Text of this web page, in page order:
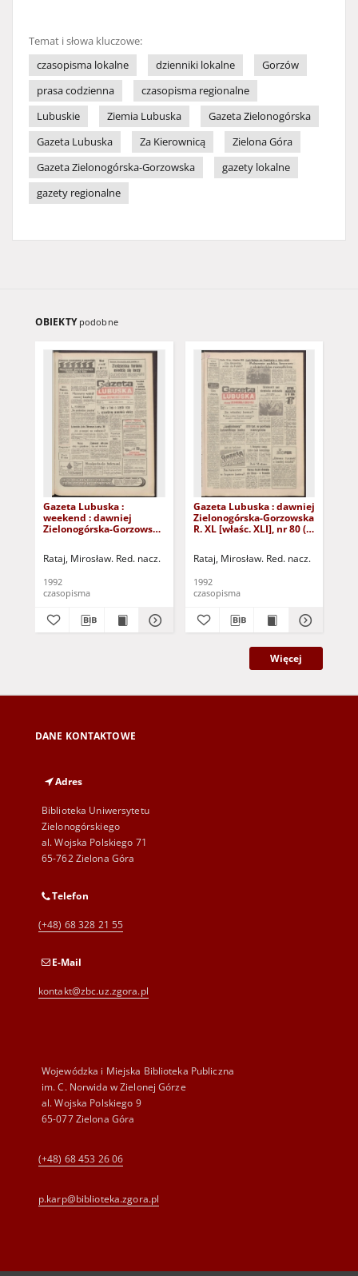
Temat i słowa kluczowe:
czasopisma lokalne
dzienniki lokalne
Gorzów
prasa codzienna
czasopisma regionalne
Lubuskie
Ziemia Lubuska
Gazeta Zielonogórska
Gazeta Lubuska
Za Kierownicą
Zielona Góra
Gazeta Zielonogórska-Gorzowska
gazety lokalne
gazety regionalne
OBIEKTY podobne
Gazeta Lubuska :
weekend : dawniej
Zielonogórska-Gorzowska
Rataj, Mirosław. Red. nacz.
1992
czasopisma
Gazeta Lubuska : dawniej
Zielonogórska-Gorzowska
R. XL [właśc. XLI], nr 80 (3
Rataj, Mirosław. Red. nacz.
1992
czasopisma
Więcej
DANE KONTAKTOWE
Adres
Biblioteka Uniwersytetu
Zielonogórskiego
al. Wojska Polskiego 71
65-762 Zielona Góra
Telefon
(+48) 68 328 21 55
E-Mail
kontakt@zbc.uz.zgora.pl
Wojewódzka i Miejska Biblioteka Publiczna
im. C. Norwida w Zielonej Górze
al. Wojska Polskiego 9
65-077 Zielona Góra
(+48) 68 453 26 06
p.karp@biblioteka.zgora.pl